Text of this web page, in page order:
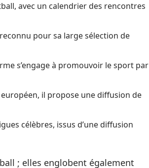
avec un calendrier des rencontres
pour sa large sélection de
s’engage à promouvoir le sport par
il propose une diffusion de
célèbres, issus d’une diffusion
; elles englobent également